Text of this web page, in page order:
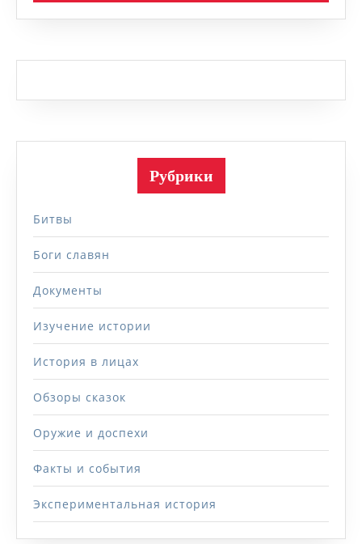
Рубрики
Битвы
Боги славян
Документы
Изучение истории
История в лицах
Обзоры сказок
Оружие и доспехи
Факты и события
Экспериментальная история